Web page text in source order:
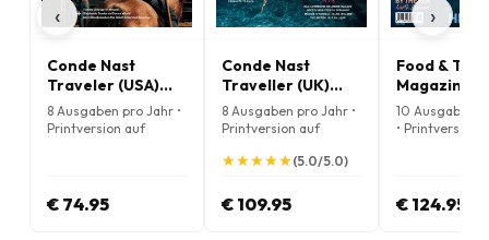
‹
Conde Nast
Traveler (USA)
Magazine
8 Ausgaben pro Jahr •
Printversion auf
€ 74.95
Conde Nast
Traveller (UK)
Magazine
8 Ausgaben pro Jahr •
Printversion auf
★
★★
★★
★★
★★
★(5.0/5.0)
€ 109.95
Food &
Magazine
10 Ausgaben
• Printversion
€ 124.95
›